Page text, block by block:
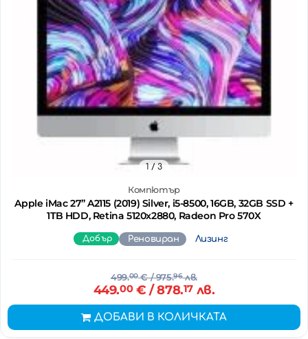
Компютър
Apple iMac 27’’ A2115 (2019) Silver, i5-8500, 16GB, 32GB SSD +
1TB HDD, Retina 5120x2880, Radeon Pro 570X
1 / 3
Добър Реновиран Лизинг
499.00€/ 975.96лв.
449.00€ / 878.17лв.
ДОБАВИ В КОЛИЧКАТА